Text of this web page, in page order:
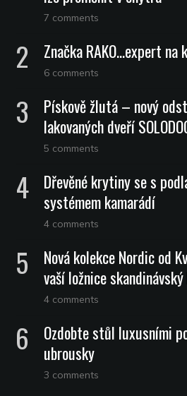
7 comments
Značka RAKO…expert na
6 comments
Pískově žlutá – nový
lakovaných dveří
5 comments
Dřevěné krytiny se s
systémem kamarádí
4 comments
Nová kolekce Nordic od
vaší ložnice
4 comments
Ozdobte stůl luxusními
ubrousky
3 comments